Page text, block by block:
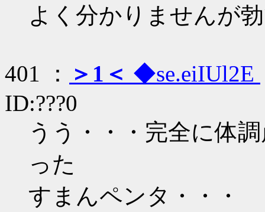
よく分かりませんが
401 ： ＞1＜ ◆se.eiIUl2E
ID:???0
うう・・・完全に体
った
すまんペンタ・・・